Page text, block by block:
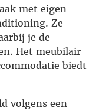
met eigen
Ze
je de
Het meubilair
biedt
volgens een